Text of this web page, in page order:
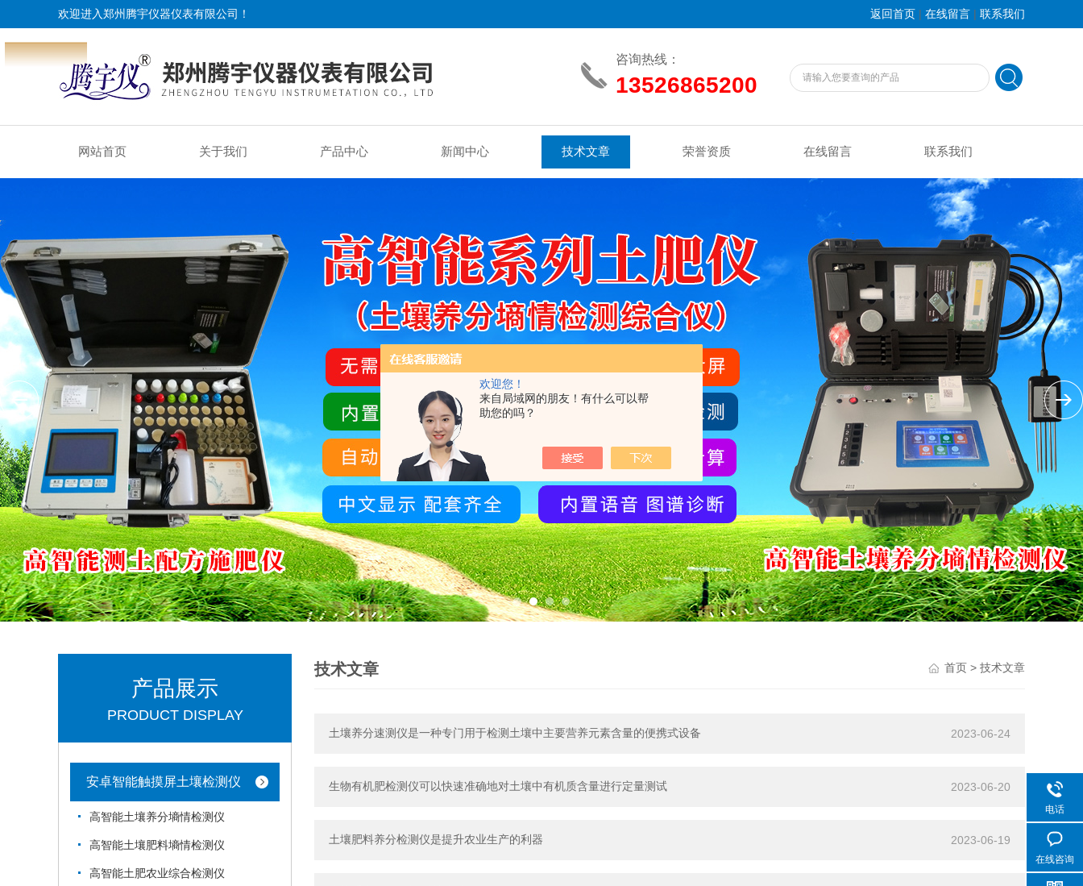
欢迎您！
来自局域网的朋友！有什么可以帮
助您的吗？
欢迎进入郑州腾宇仪器仪表有限公司！ 返回首页 | 在线留言 | 联系我们
咨询热线：
13526865200
网站首页 关于我们 产品中心 新闻中心 技术文章 荣誉资质 在线留言 联系我们
产品展示
PRODUCT DISPLAY
安卓智能触摸屏土壤检测仪
高智能土壤养分墒情检测仪
高智能土壤肥料墒情检测仪
高智能土肥农业综合检测仪
技术文章 首页 > 技术文章
土壤养分速测仪是一种专门用于检测土壤中主要营养元素含量的便携式设备 2023-06-24
生物有机肥检测仪可以快速准确地对土壤中有机质含量进行定量测试 2023-06-20
土壤肥料养分检测仪是提升农业生产的利器 2023-06-19
电话
在线咨询